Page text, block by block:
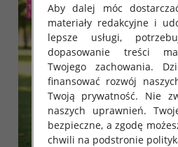
Aby dalej móc
materiały redakcyjne i
lepsze usługi,
dopasowanie treści
Twojego zachowania.
finansować rozwój
Twoją prywatność. Nie
naszych uprawnień.
bezpieczne, a zgodę
chwili na podstronie